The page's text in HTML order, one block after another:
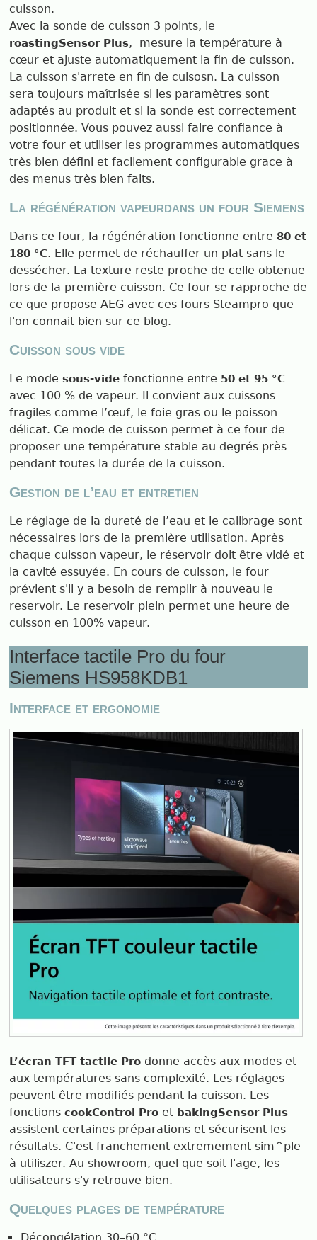
cuisson.
Avec la sonde de cuisson 3 points, le
roastingSensor Plus, mesure la température à
cœur et ajuste automatiquement la fin de cuisson.
La cuisson s'arrete en fin de cuisosn. La cuisson
sera toujours maîtrisée si les paramètres sont
adaptés au produit et si la sonde est correctement
positionnée. Vous pouvez aussi faire confiance à
votre four et utiliser les programmes automatiques
très bien défini et facilement configurable grace à
des menus très bien faits.
La régénération vapeurdans un four Siemens
Dans ce four, la régénération fonctionne entre 80 et
180 °C. Elle permet de réchauffer un plat sans le
dessécher. La texture reste proche de celle obtenue
lors de la première cuisson. Ce four se rapproche de
ce que propose AEG avec ces fours Steampro que
l'on connait bien sur ce blog.
Cuisson sous vide
Le modesous-vide fonctionne entre 50 et 95 °C
avec 100 % de vapeur. Il convient aux cuissons
fragiles comme l’œuf, le foie gras ou le poisson
délicat. Ce mode de cuisson permet à ce four de
proposer une température stable au degrés près
pendant toutes la durée de la cuisson.
Gestion de l’eau et entretien
Le réglage de la dureté de l’eau et le calibrage sont
nécessaires lors de la première utilisation. Après
chaque cuisson vapeur, le réservoir doit être vidé et
la cavité essuyée. En cours de cuisson, le four
prévient s'il y a besoin de remplir à nouveau le
reservoir. Le reservoir plein permet une heure de
cuisson en 100% vapeur.
Interface tactile Pro du four
Siemens HS958KDB1
Interface et ergonomie
L’écran TFT tactile Pro donne accès aux modes et
aux températures sans complexité. Les réglages
peuvent être modifiés pendant la cuisson. Les
fonctionscookControl Pro et bakingSensor Plus
assistent certaines préparations et sécurisent les
résultats. C'est franchement extremement sim^ple
à utiliszer. Au showroom, quel que soit l'age, les
utilisateurs s'y retrouve bien.
Quelques plages de température